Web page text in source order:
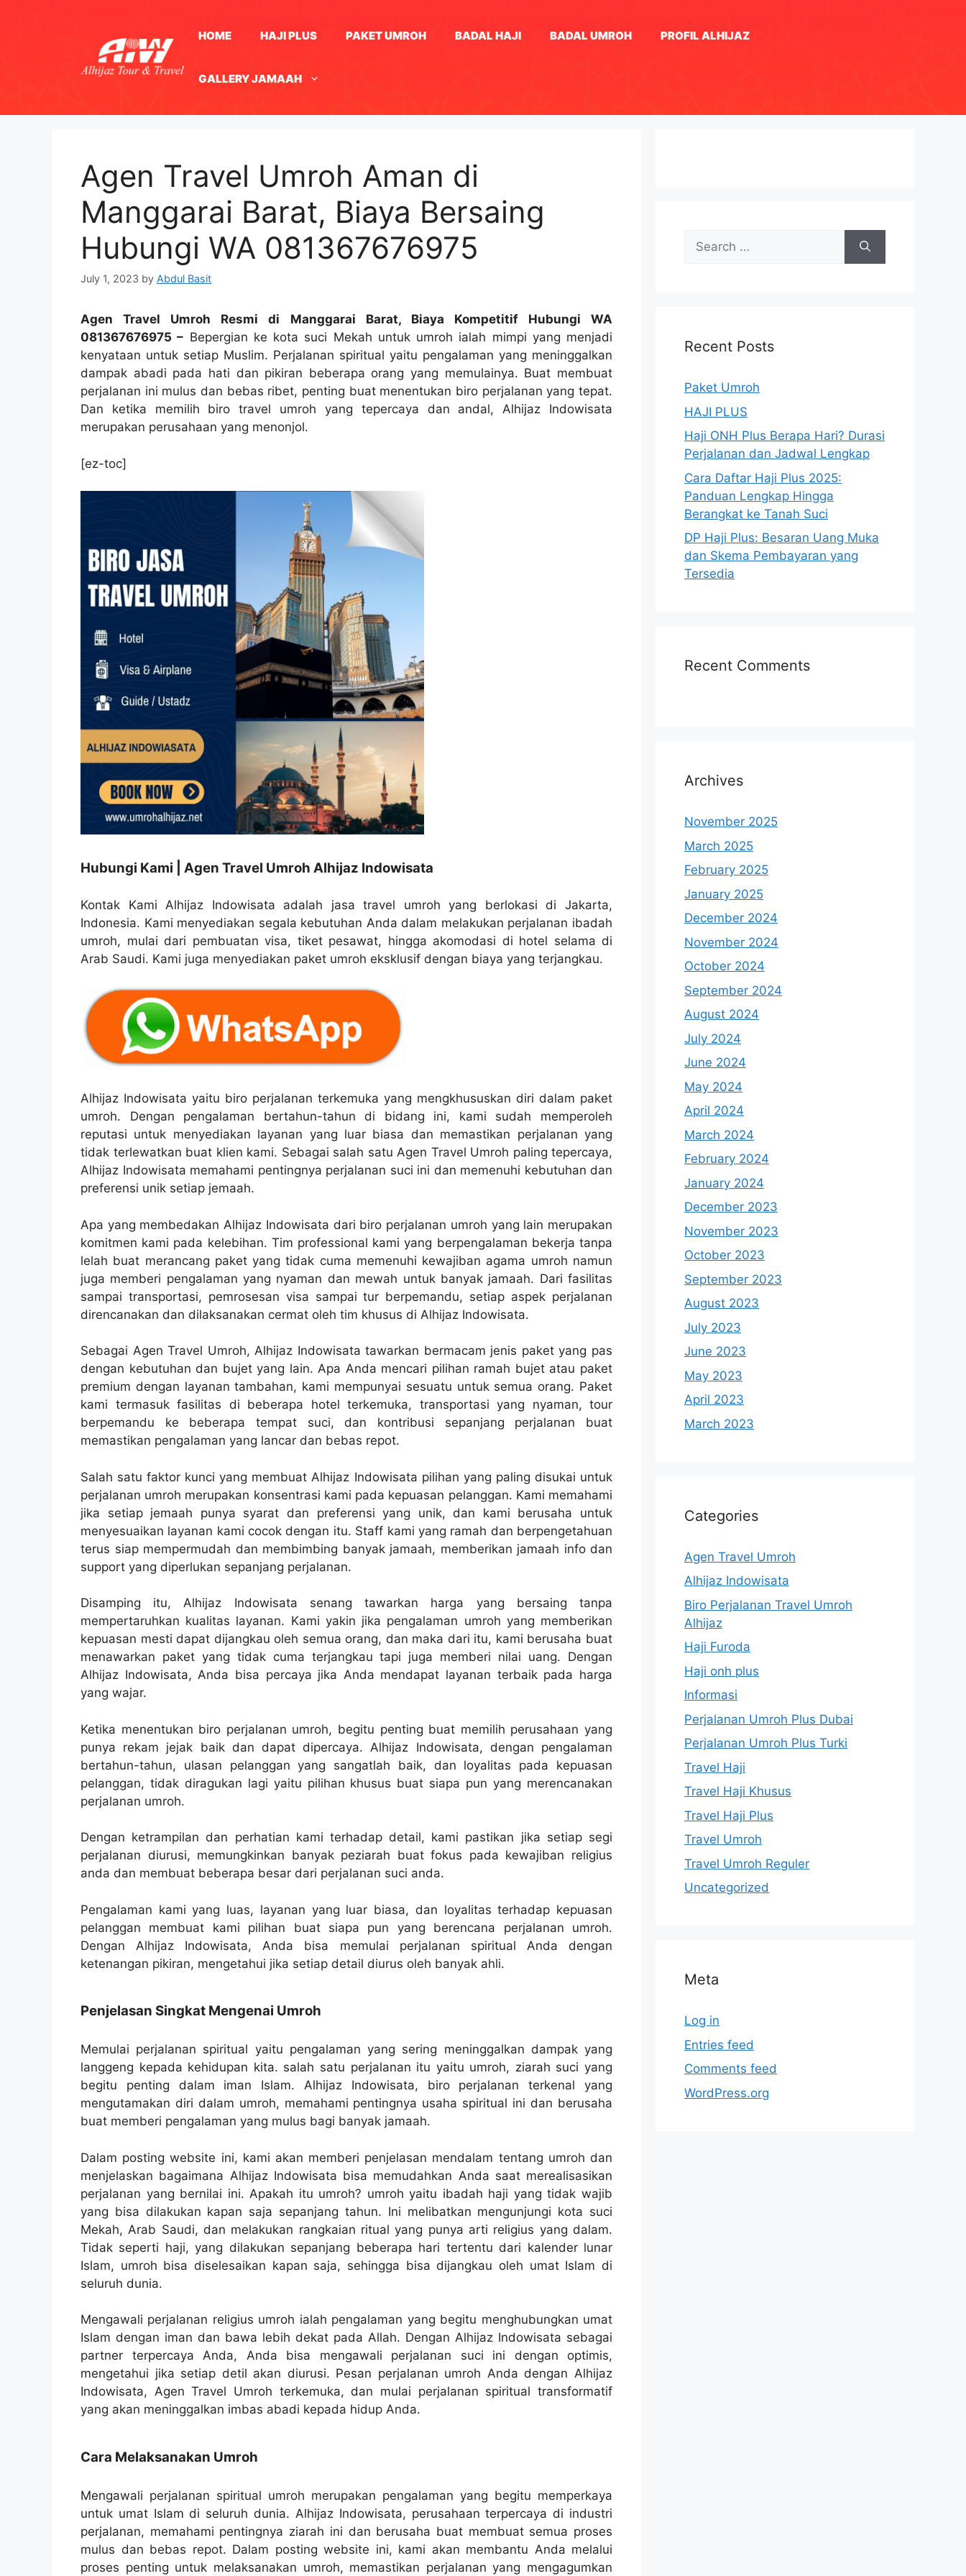
HOME HAJI PLUS PAKET UMROH BADAL HAJI BADAL UMROH PROFIL ALHIJAZ
GALLERY JAMAAH
Agen Travel Umroh Aman di
Manggarai Barat, Biaya Bersaing
Hubungi WA 081367676975
July 1, 2023 by Abdul Basit
Agen Travel Umroh Resmi di Manggarai Barat, Biaya Kompetitif Hubungi WA
081367676975 – Bepergian ke kota suci Mekah untuk umroh ialah mimpi yang menjadi
kenyataan untuk setiap Muslim. Perjalanan spiritual yaitu pengalaman yang meninggalkan
dampak abadi pada hati dan pikiran beberapa orang yang memulainya. Buat membuat
perjalanan ini mulus dan bebas ribet, penting buat menentukan biro perjalanan yang tepat.
Dan ketika memilih biro travel umroh yang tepercaya dan andal, Alhijaz Indowisata
merupakan perusahaan yang menonjol.
[ez-toc]
Hubungi Kami | Agen Travel Umroh Alhijaz Indowisata
Kontak Kami Alhijaz Indowisata adalah jasa travel umroh yang berlokasi di Jakarta,
Indonesia. Kami menyediakan segala kebutuhan Anda dalam melakukan perjalanan ibadah
umroh, mulai dari pembuatan visa, tiket pesawat, hingga akomodasi di hotel selama di
Arab Saudi. Kami juga menyediakan paket umroh eksklusif dengan biaya yang terjangkau.
Alhijaz Indowisata yaitu biro perjalanan terkemuka yang mengkhususkan diri dalam paket
umroh. Dengan pengalaman bertahun-tahun di bidang ini, kami sudah memperoleh
reputasi untuk menyediakan layanan yang luar biasa dan memastikan perjalanan yang
tidak terlewatkan buat klien kami. Sebagai salah satu Agen Travel Umroh paling tepercaya,
Alhijaz Indowisata memahami pentingnya perjalanan suci ini dan memenuhi kebutuhan dan
preferensi unik setiap jemaah.
Apa yang membedakan Alhijaz Indowisata dari biro perjalanan umroh yang lain merupakan
komitmen kami pada kelebihan. Tim professional kami yang berpengalaman bekerja tanpa
lelah buat merancang paket yang tidak cuma memenuhi kewajiban agama umroh namun
juga memberi pengalaman yang nyaman dan mewah untuk banyak jamaah. Dari fasilitas
sampai transportasi, pemrosesan visa sampai tur berpemandu, setiap aspek perjalanan
direncanakan dan dilaksanakan cermat oleh tim khusus di Alhijaz Indowisata.
Sebagai Agen Travel Umroh, Alhijaz Indowisata tawarkan bermacam jenis paket yang pas
dengan kebutuhan dan bujet yang lain. Apa Anda mencari pilihan ramah bujet atau paket
premium dengan layanan tambahan, kami mempunyai sesuatu untuk semua orang. Paket
kami termasuk fasilitas di beberapa hotel terkemuka, transportasi yang nyaman, tour
berpemandu ke beberapa tempat suci, dan kontribusi sepanjang perjalanan buat
memastikan pengalaman yang lancar dan bebas repot.
Salah satu faktor kunci yang membuat Alhijaz Indowisata pilihan yang paling disukai untuk
perjalanan umroh merupakan konsentrasi kami pada kepuasan pelanggan. Kami memahami
jika setiap jemaah punya syarat dan preferensi yang unik, dan kami berusaha untuk
menyesuaikan layanan kami cocok dengan itu. Staff kami yang ramah dan berpengetahuan
terus siap mempermudah dan membimbing banyak jamaah, memberikan jamaah info dan
support yang diperlukan sepanjang perjalanan.
Disamping itu, Alhijaz Indowisata senang tawarkan harga yang bersaing tanpa
mempertaruhkan kualitas layanan. Kami yakin jika pengalaman umroh yang memberikan
kepuasan mesti dapat dijangkau oleh semua orang, dan maka dari itu, kami berusaha buat
menawarkan paket yang tidak cuma terjangkau tapi juga memberi nilai uang. Dengan
Alhijaz Indowisata, Anda bisa percaya jika Anda mendapat layanan terbaik pada harga
yang wajar.
Ketika menentukan biro perjalanan umroh, begitu penting buat memilih perusahaan yang
punya rekam jejak baik dan dapat dipercaya. Alhijaz Indowisata, dengan pengalaman
bertahun-tahun, ulasan pelanggan yang sangatlah baik, dan loyalitas pada kepuasan
pelanggan, tidak diragukan lagi yaitu pilihan khusus buat siapa pun yang merencanakan
perjalanan umroh.
Dengan ketrampilan dan perhatian kami terhadap detail, kami pastikan jika setiap segi
perjalanan diurusi, memungkinkan banyak peziarah buat fokus pada kewajiban religius
anda dan membuat beberapa besar dari perjalanan suci anda.
Pengalaman kami yang luas, layanan yang luar biasa, dan loyalitas terhadap kepuasan
pelanggan membuat kami pilihan buat siapa pun yang berencana perjalanan umroh.
Dengan Alhijaz Indowisata, Anda bisa memulai perjalanan spiritual Anda dengan
ketenangan pikiran, mengetahui jika setiap detail diurus oleh banyak ahli.
Penjelasan Singkat Mengenai Umroh
Memulai perjalanan spiritual yaitu pengalaman yang sering meninggalkan dampak yang
langgeng kepada kehidupan kita. salah satu perjalanan itu yaitu umroh, ziarah suci yang
begitu penting dalam iman Islam. Alhijaz Indowisata, biro perjalanan terkenal yang
mengutamakan diri dalam umroh, memahami pentingnya usaha spiritual ini dan berusaha
buat memberi pengalaman yang mulus bagi banyak jamaah.
Dalam posting website ini, kami akan memberi penjelasan mendalam tentang umroh dan
menjelaskan bagaimana Alhijaz Indowisata bisa memudahkan Anda saat merealisasikan
perjalanan yang bernilai ini. Apakah itu umroh? umroh yaitu ibadah haji yang tidak wajib
yang bisa dilakukan kapan saja sepanjang tahun. Ini melibatkan mengunjungi kota suci
Mekah, Arab Saudi, dan melakukan rangkaian ritual yang punya arti religius yang dalam.
Tidak seperti haji, yang dilakukan sepanjang beberapa hari tertentu dari kalender lunar
Islam, umroh bisa diselesaikan kapan saja, sehingga bisa dijangkau oleh umat Islam di
seluruh dunia.
Mengawali perjalanan religius umroh ialah pengalaman yang begitu menghubungkan umat
Islam dengan iman dan bawa lebih dekat pada Allah. Dengan Alhijaz Indowisata sebagai
partner terpercaya Anda, Anda bisa mengawali perjalanan suci ini dengan optimis,
mengetahui jika setiap detil akan diurusi. Pesan perjalanan umroh Anda dengan Alhijaz
Indowisata, Agen Travel Umroh terkemuka, dan mulai perjalanan spiritual transformatif
yang akan meninggalkan imbas abadi kepada hidup Anda.
Cara Melaksanakan Umroh
Mengawali perjalanan spiritual umroh merupakan pengalaman yang begitu memperkaya
untuk umat Islam di seluruh dunia. Alhijaz Indowisata, perusahaan terpercaya di industri
perjalanan, memahami pentingnya ziarah ini dan berusaha buat membuat semua proses
mulus dan bebas repot. Dalam posting website ini, kami akan membantu Anda melalui
proses penting untuk melaksanakan umroh, memastikan perjalanan yang mengagumkan
Search
for:
Recent Posts
Paket Umroh
HAJI PLUS
Haji ONH Plus Berapa Hari? Durasi
Perjalanan dan Jadwal Lengkap
Cara Daftar Haji Plus 2025:
Panduan Lengkap Hingga
Berangkat ke Tanah Suci
DP Haji Plus: Besaran Uang Muka
dan Skema Pembayaran yang
Tersedia
Recent Comments
Archives
November 2025
March 2025
February 2025
January 2025
December 2024
November 2024
October 2024
September 2024
August 2024
July 2024
June 2024
May 2024
April 2024
March 2024
February 2024
January 2024
December 2023
November 2023
October 2023
September 2023
August 2023
July 2023
June 2023
May 2023
April 2023
March 2023
Categories
Agen Travel Umroh
Alhijaz Indowisata
Biro Perjalanan Travel Umroh
Alhijaz
Haji Furoda
Haji onh plus
Informasi
Perjalanan Umroh Plus Dubai
Perjalanan Umroh Plus Turki
Travel Haji
Travel Haji Khusus
Travel Haji Plus
Travel Umroh
Travel Umroh Reguler
Uncategorized
Meta
Log in
Entries feed
Comments feed
WordPress.org